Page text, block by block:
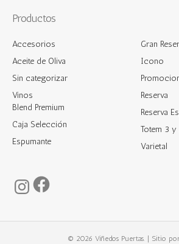
Productos
Accesorios
Aceite de Oliva
Sin categorizar
Vinos
Blend Premium
Caja Selección
Espumante
Gran
Icono
Reserva
Reserva
Totem 3
Varietal
Instagram
Facebook
© 2026 Viñedos Puertas. | Sitio